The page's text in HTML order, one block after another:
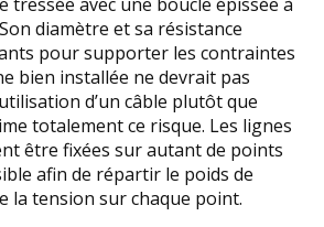
diamètre et sa résistance
pour supporter les contraintes
bien installée ne devrait pas
d’un câble plutôt que
totalement ce risque. Les lignes
être fixées sur autant de points
afin de répartir le poids de
la tension sur chaque point.